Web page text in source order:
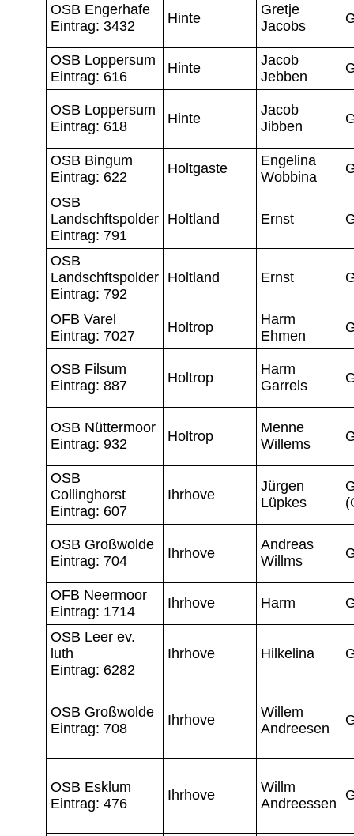
OSB Engerhafe
Eintrag: 3432
Hinte
Gretje
Jacobs
OSB Loppersum
Eintrag: 616
Hinte
Jacob
Jebben
OSB Loppersum
Eintrag: 618
Hinte
Jacob
Jibben
OSB Bingum
Eintrag: 622
Holtgaste
Engelina
Wobbina
OSB
Landschftspolder
Eintrag: 791
Holtland Ernst
OSB
Landschftspolder
Eintrag: 792
Holtland Ernst
OFB Varel
Eintrag: 7027
Holtrop
Harm
Ehmen
OSB Filsum
Eintrag: 887
Holtrop
Harm
Garrels
OSB Nüttermoor
Eintrag: 932
Holtrop
Menne
Willems
OSB
Collinghorst
Eintrag: 607
Ihrhove
Jürgen
Lüpkes
OSB Großwolde
Eintrag: 704
Ihrhove
Andreas
Willms
OFB Neermoor
Eintrag: 1714
Ihrhove Harm
OSB Leer ev.
luth
Eintrag: 6282
Ihrhove Hilkelina
OSB Großwolde
Eintrag: 708
Ihrhove
Willem
Andreesen
OSB Esklum
Eintrag: 476
Ihrhove
Willm
Andreessen